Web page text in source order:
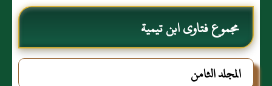
مجموع فتاوى ابن تيمية
المجلد الثامن